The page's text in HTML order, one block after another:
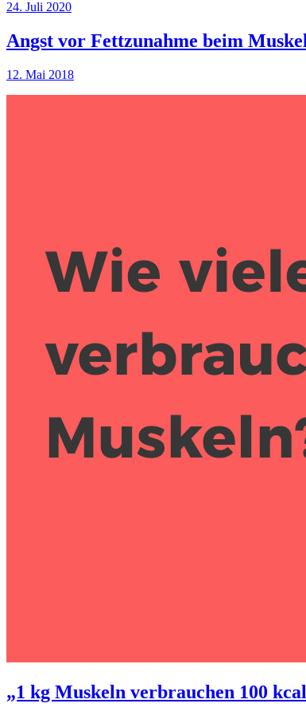
24. Juli 2020
Angst vor Fettzunahme beim
12. Mai 2018
„1 kg Muskeln verbrauchen 100